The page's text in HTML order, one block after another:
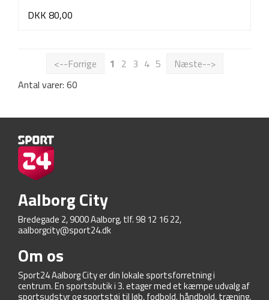
DKK 80,00
<--Forrige 1 2 3 4 5
Næste-->
Antal varer: 60
Aalborg City
Bredegade 2, 9000 Aalborg, tlf. 98 12 16 22,
aalborgcity@sport24.dk
Om os
Sport24 Aalborg City er din lokale sportsforretning i
centrum. En sportsbutik i 3. etager med et kæmpe udvalg af
sportsudstyr og sportstøj til løb, fodbold, håndbold, træning,